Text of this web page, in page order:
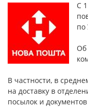
С
по
Об
В частности, в
на доставку в
посылок и